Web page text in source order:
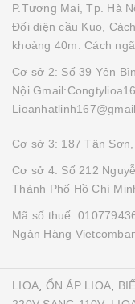
P.Tương Mai, Tp. Hà
Đối diện cầu Kuo,
khoảng 40m. Cách
Cơ sở 2: Số 39 Yên
Nội
Cơ sở 3: 187 Tân
Cơ sở 4: Số 212
Thành Phố Hồ Chí
Mã số thuế:
Ngân Hàng
LIOA ỔN ÁP LIOA